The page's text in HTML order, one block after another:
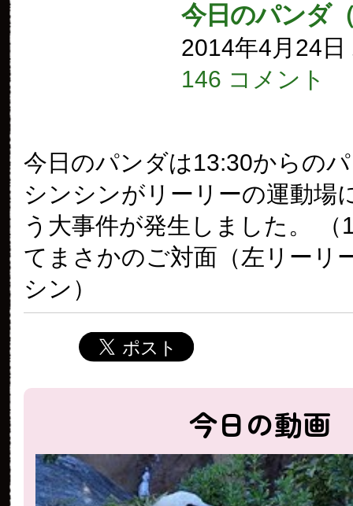
今日のパンダ
2014年4月24日
146 コメント
今日のパンダは13:30からの
シンシンがリーリーの運動場
う大事件が発生しました。 （
てまさかのご対面（左リーリ
シン）
今日の動画